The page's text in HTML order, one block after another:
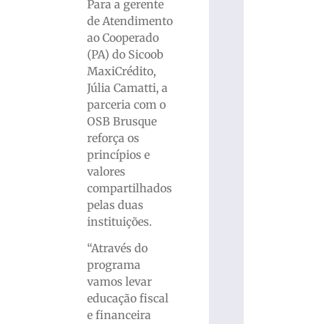
Para a gerente
de Atendimento
ao Cooperado
(PA) do Sicoob
MaxiCrédito,
Júlia Camatti, a
parceria com o
OSB Brusque
reforça os
princípios e
valores
compartilhados
pelas duas
instituições.
“Através do
programa
vamos levar
educação fiscal
e financeira